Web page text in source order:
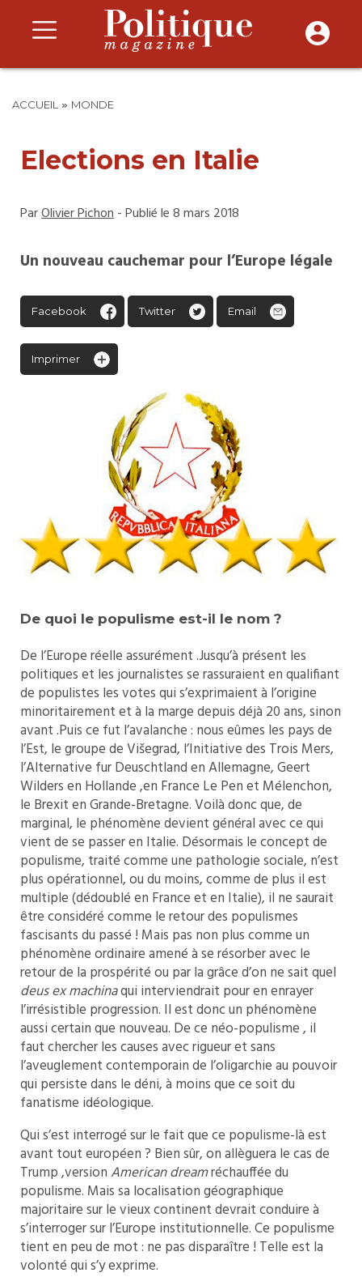
ACCUEIL » MONDE
Elections en Italie
ParOlivier Pichon- Publié le 8 mars 2018
Un nouveau cauchemar pour l’Europe légale
Facebook Twitter Email
Imprimer
De quoi le populisme est-il le nom ?
De l’Europe réelle assurément .Jusqu’à présent les
politiques et les journalistes se rassuraient en qualifiant
de populistes les votes qui s’exprimaient à l’origine
minoritairement et à la marge depuis déjà 20 ans, sinon
avant .Puis ce fut l’avalanche : nous eûmes les pays de
l’Est, le groupe de Višegrad, l’Initiative des Trois Mers,
l’Alternative fur Deuschtland en Allemagne, Geert
Wilders en Hollande ,en France Le Pen et Mélenchon,
le Brexit en Grande-Bretagne. Voilà donc que, de
marginal, le phénomène devient général avec ce qui
vient de se passer en Italie. Désormais le concept de
populisme, traité comme une pathologie sociale, n’est
plus opérationnel, ou du moins, comme de plus il est
multiple (dédoublé en France et en Italie), il ne saurait
être considéré comme le retour des populismes
fascisants du passé ! Mais pas non plus comme un
phénomène ordinaire amené à se résorber avec le
retour de la prospérité ou par la grâce d’on ne sait quel
deus ex machinaqui interviendrait pour en enrayer
l’irrésistible progression. Il est donc un phénomène
aussi certain que nouveau. De ce néo-populisme , il
faut chercher les causes avec rigueur et sans
l’aveuglement contemporain de l’oligarchie au pouvoir
qui persiste dans le déni, à moins que ce soit du
fanatisme idéologique.
Qui s’est interrogé sur le fait que ce populisme-là est
avant tout européen ? Bien sûr, on allèguera le cas de
Trump ,versionAmerican dreamréchauffée du
populisme. Mais sa localisation géographique
majoritaire sur le vieux continent devrait conduire à
s’interroger sur l’Europe institutionnelle. Ce populisme
tient en peu de mot : ne pas disparaître ! Telle est la
volonté qui s’y exprime.